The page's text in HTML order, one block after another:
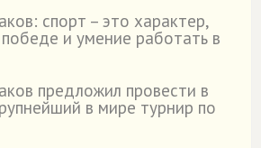
спорт – это характер,
и умение работать в
предложил провести в
в мире турнир по